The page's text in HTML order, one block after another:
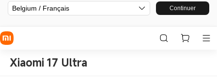
Belgium / Français Continuer
Xiaomi 17 Ultra